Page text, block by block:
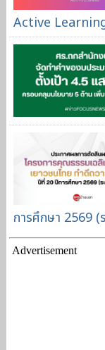
Active
การศึกษา 2569 (
Advertisement